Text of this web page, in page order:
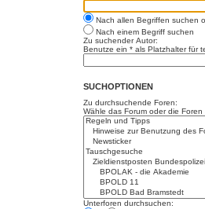
Nach allen Begriffen suchen
Nach einem Begriff suchen
Zu suchender Autor:
Benutze ein * als Platzhalter für
SUCHOPTIONEN
Zu durchsuchende Foren:
Wähle das Forum oder die
Unterforen durchsuchen: